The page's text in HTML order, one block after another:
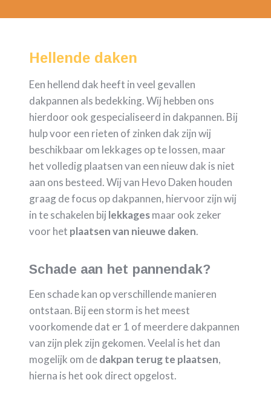
Hellende daken
Een hellend dak heeft in veel gevallen
dakpannen als bedekking. Wij hebben ons
hierdoor ook gespecialiseerd in dakpannen. Bij
hulp voor een rieten of zinken dak zijn wij
beschikbaar om lekkages op te lossen, maar
het volledig plaatsen van een nieuw dak is niet
aan ons besteed. Wij van Hevo Daken houden
graag de focus op dakpannen, hiervoor zijn wij
in te schakelen bij lekkagesmaar ook zeker
voor het plaatsen van nieuwe daken.
Schade aan het pannendak?
Een schade kan op verschillende manieren
ontstaan. Bij een storm is het meest
voorkomende dat er 1 of meerdere dakpannen
van zijn plek zijn gekomen. Veelal is het dan
mogelijk om dedakpan terug te plaatsen,
hierna is het ook direct opgelost.